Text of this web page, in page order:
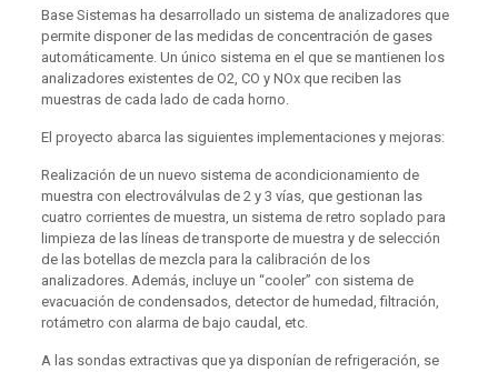
Base Sistemas ha desarrollado un sistema de analizadores que
permite disponer de las medidas de concentración de gases
automáticamente. Un único sistema en el que se mantienen los
analizadores existentes de O2, CO y NOx que reciben las
muestras de cada lado de cada horno.
El proyecto abarca las siguientes implementaciones y mejoras:
Realización de un nuevo sistema de acondicionamiento de
muestra con electroválvulas de 2 y 3 vías, que gestionan las
cuatro corrientes de muestra, un sistema de retro soplado para
limpieza de las líneas de transporte de muestra y de selección
de las botellas de mezcla para la calibración de los
analizadores. Además, incluye un “cooler” con sistema de
evacuación de condensados, detector de humedad, filtración,
rotámetro con alarma de bajo caudal, etc.
A las sondas extractivas que ya disponían de refrigeración, se